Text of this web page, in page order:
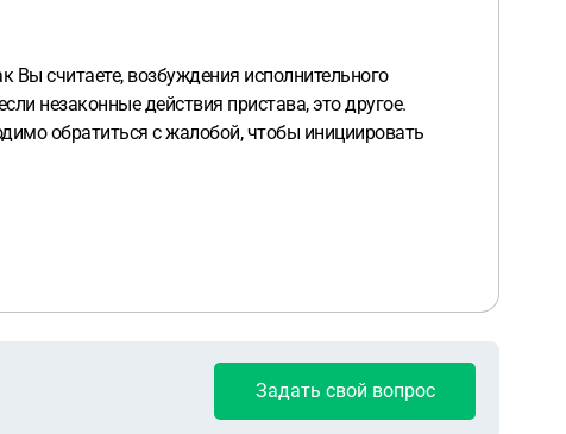
Вы считаете, возбуждения исполнительного
незаконные действия пристава, это другое.
обратиться с жалобой, чтобы инициировать
Задать свой вопрос